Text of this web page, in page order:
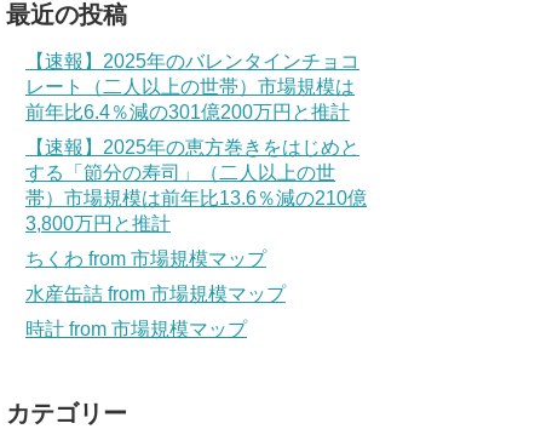
最近の投稿
【速報】2025年のバレンタインチョコ
レート（二人以上の世帯）市場規模は
前年比6.4％減の301億200万円と推計
【速報】2025年の恵方巻きをはじめと
する「節分の寿司」（二人以上の世
帯）市場規模は前年比13.6％減の210億
3,800万円と推計
ちくわ from 市場規模マップ
水産缶詰 from 市場規模マップ
時計 from 市場規模マップ
カテゴリー